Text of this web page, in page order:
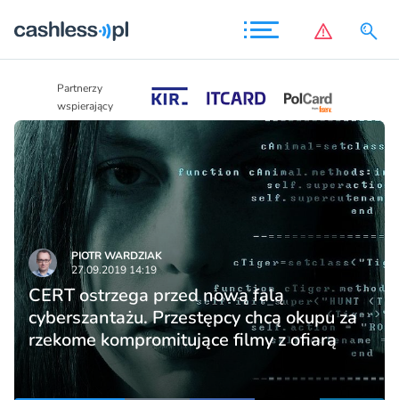
Partnerzy
wspierający
PIOTR WARDZIAK
27.09.2019 14:19
CERT ostrzega przed nową falą
cyberszantażu. Przestępcy chcą okupu za
rzekome kompromitujące filmy z ofiarą